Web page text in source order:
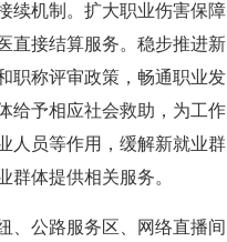
续机制。扩大职业伤害保障
直接结算服务。稳步推进新
职称评审政策，畅通职业发
给予相应社会救助，为工作
人员等作用，缓解新就业群
体提供相关服务。
公路服务区、网络直播间